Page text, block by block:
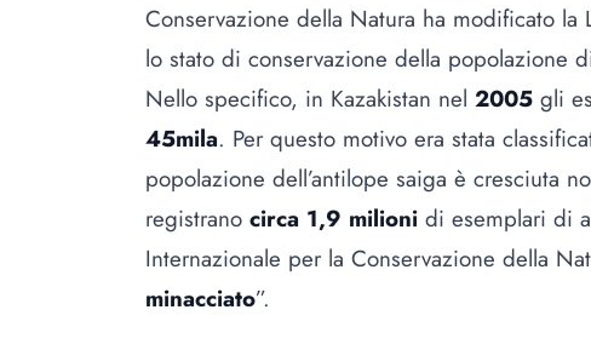
Conservazione della Natura ha modificato la
lo stato di conservazione della popolazione
Nello specifico, in Kazakistan nel 2005 gli
45mila. Per questo motivo era stata
popolazione dell’antilope saiga è cresciuta
registrano circa 1,9 milioni di esemplari di
Internazionale per la Conservazione della
minacciato”.